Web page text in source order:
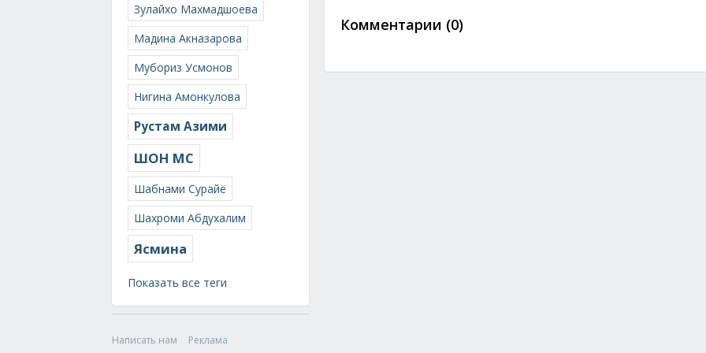
Зулайхо Махмадшоева
Мадина Акназарова
Мубориз Усмонов
Нигина Амонкулова
Рустам Азими
ШОН МС
Шабнами Сурайё
Шахроми Абдухалим
Ясмина
Показать все теги
Написать нам
Реклама
Комментарии (0)